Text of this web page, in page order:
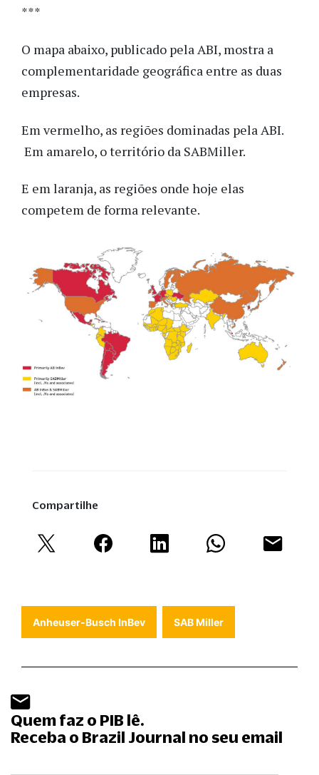
***
O mapa abaixo, publicado pela ABI, mostra a
complementaridade geográfica entre as duas
empresas.
Em vermelho, as regiões dominadas pela ABI.
Em amarelo, o território da SABMiller.
E em laranja, as regiões onde hoje elas
competem de forma relevante.
Compartilhe
Anheuser-Busch InBev SAB Miller
Quem faz o PIB lê.
Receba o Brazil Journal no seu email